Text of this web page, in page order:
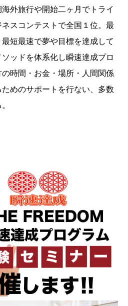
外旅行や開始二ヶ月でトライ
スコンテストで全国１位。最
短最速で夢や目標を達成して
ッドを体系化し瞬速達成プロ
時間・お金・場所・人間関係
めのサポートを行ない、多数